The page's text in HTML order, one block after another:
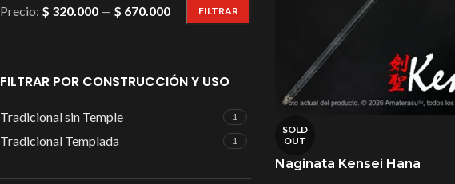
FILTRAR
Precio: $ 320.000 — $ 670.000
FILTRAR POR CONSTRUCCIÓN Y USO
Tradicional sin Temple 1
Tradicional Templada 1
SOLD
OUT
Naginata Kensei Hana